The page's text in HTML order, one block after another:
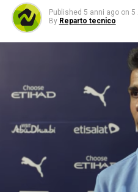
Published 5 anni ago on 5
By Reparto tecnico